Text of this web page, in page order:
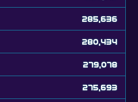
280,434
279,078
275,693
264,444